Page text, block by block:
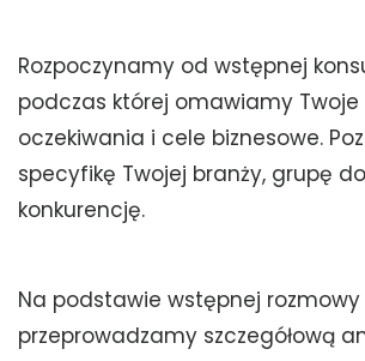
Rozpoczynamy od wstępnej
podczas której omawiamy Twoje
oczekiwania i cele biznesowe.
specyfikę Twojej branży, grupę
konkurencję.
Na podstawie wstępnej rozmowy
przeprowadzamy szczegółową